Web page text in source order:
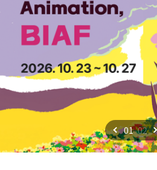
01 02
다음